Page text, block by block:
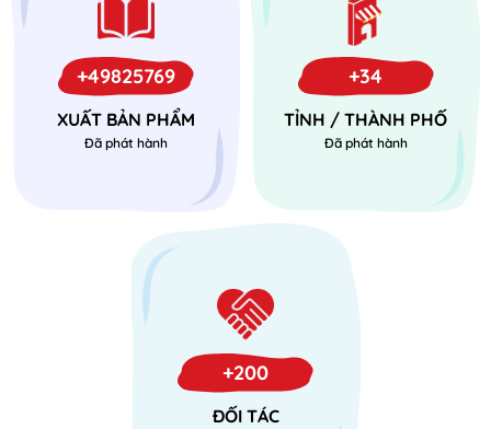
+49825769
XUẤT BẢN PHẨM
Đã phát hành
+34
TỈNH / THÀNH PHỐ
Đã phát hành
+200
ĐỐI TÁC